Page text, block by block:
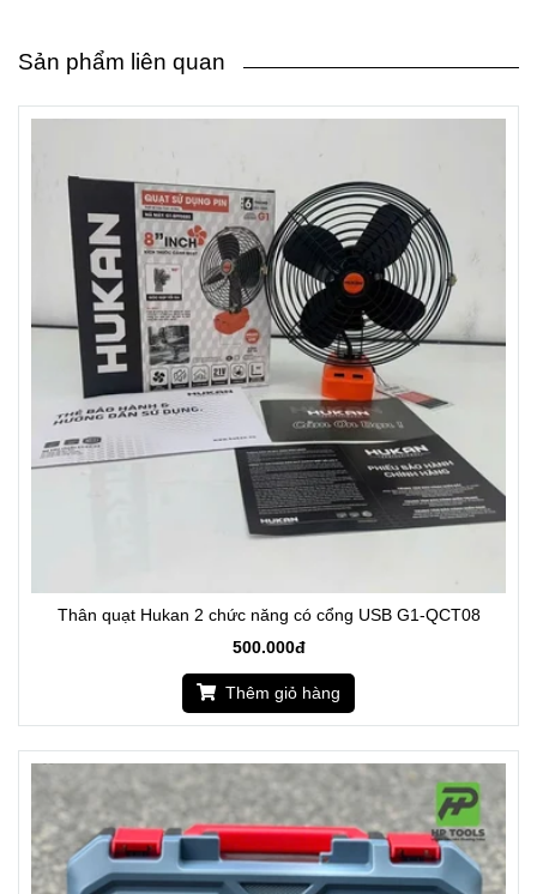
Sản phẩm liên quan
Thân quạt Hukan 2 chức năng có cổng USB G1-QCT08
500.000đ
Thêm giỏ hàng